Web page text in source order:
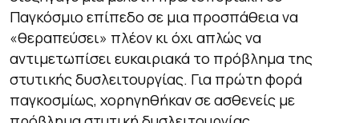
Παγκόσμιο επίπεδο σε μια προσπάθεια να
«θεραπεύσει» πλέον κι όχι απλώς να
αντιμετωπίσει ευκαιριακά το πρόβλημα της
στυτικής δυσλειτουργίας. Για πρώτη φορά
παγκοσμίως, χορηγηθήκαν σε ασθενείς με